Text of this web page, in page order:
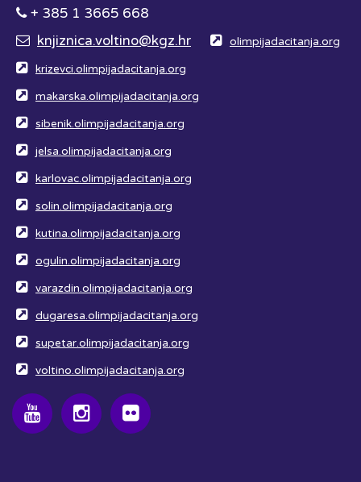
+ 385 1 3665 668
knjiznica.voltino@kgz.hr
olimpijadacitanja.org
krizevci.olimpijadacitanja.org
makarska.olimpijadacitanja.org
sibenik.olimpijadacitanja.org
jelsa.olimpijadacitanja.org
karlovac.olimpijadacitanja.org
solin.olimpijadacitanja.org
kutina.olimpijadacitanja.org
ogulin.olimpijadacitanja.org
varazdin.olimpijadacitanja.org
dugaresa.olimpijadacitanja.org
supetar.olimpijadacitanja.org
voltino.olimpijadacitanja.org